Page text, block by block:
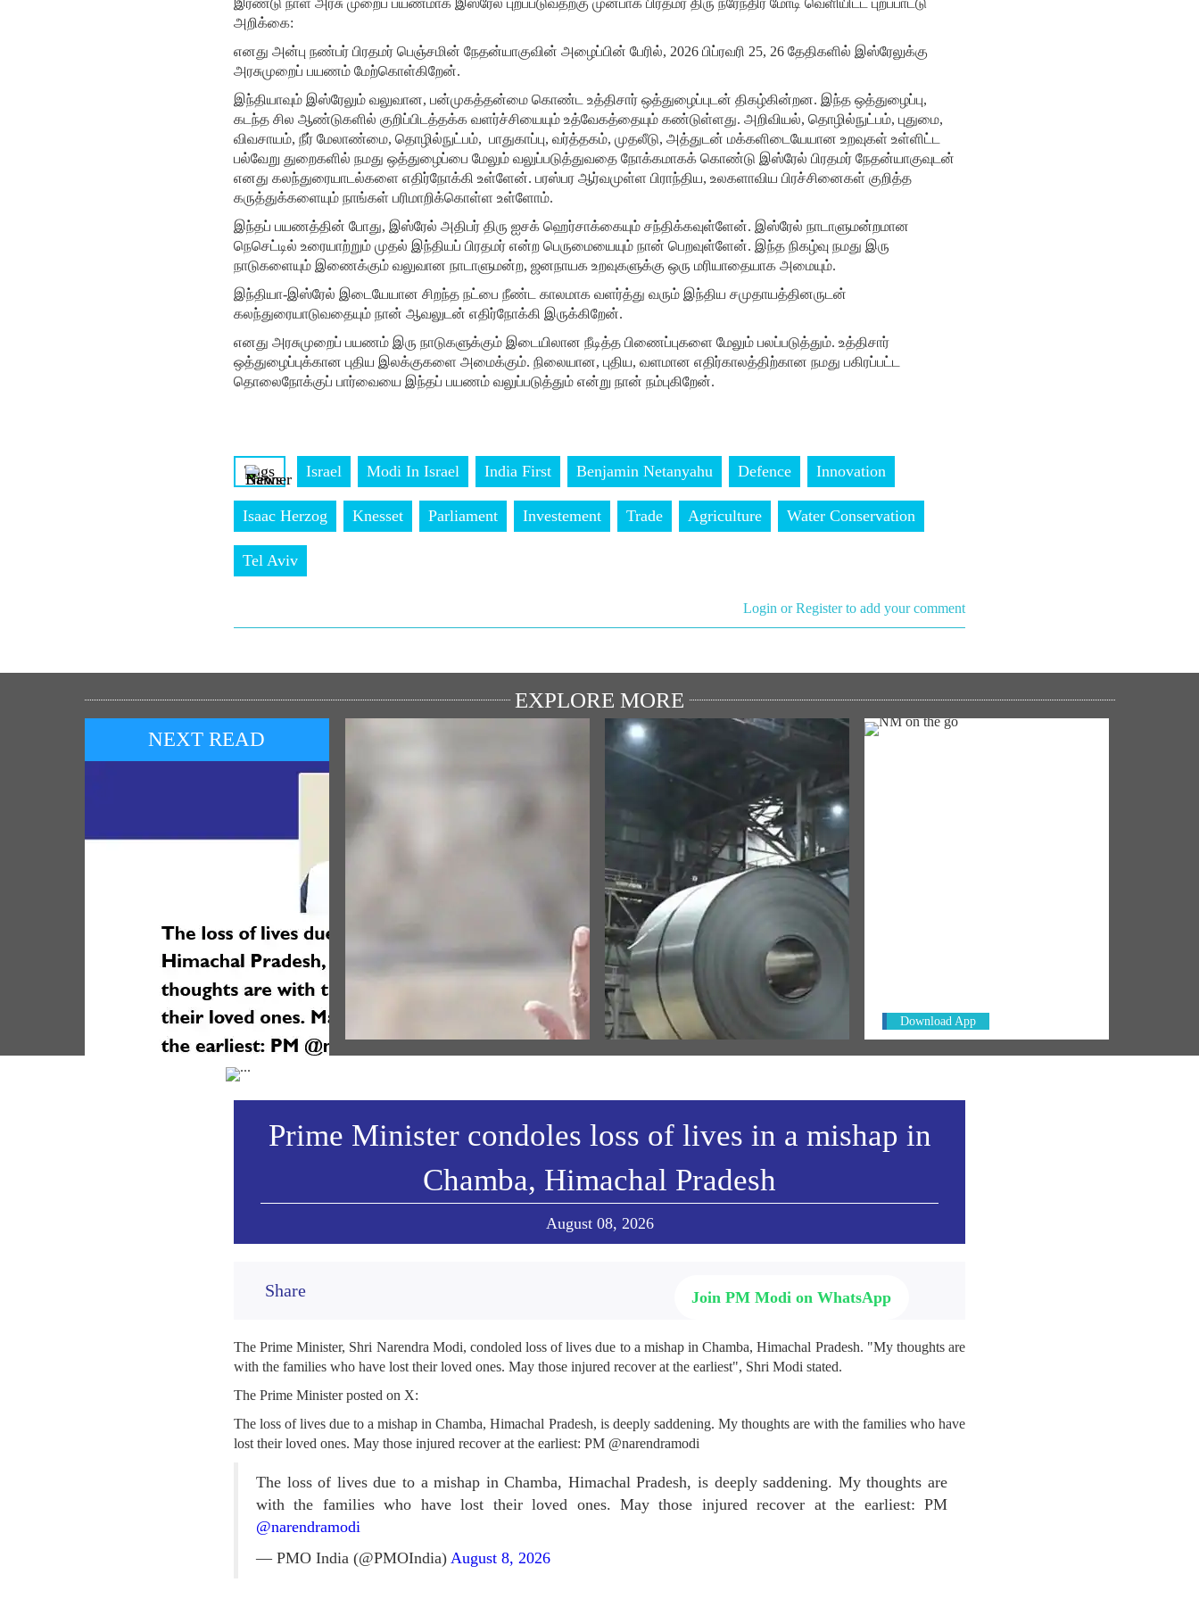
இரண்டு நாள் அரசு முறைப் பயணமாக இஸ்ரேல் புறப்படுவதற்கு முன்பாக பிரதமர் திரு நரேந்திர மோடி வெளியிட்ட புறப்பாட்டு
அறிக்கை:
எனது அன்பு நண்பர் பிரதமர் பெஞ்சமின் நேதன்யாகுவின் அழைப்பின் பேரில், 2026 பிப்ரவரி 25, 26 தேதிகளில் இஸ்ரேலுக்கு
அரசுமுறைப் பயணம் மேற்கொள்கிறேன்.
இந்தியாவும் இஸ்ரேலும் வலுவான, பன்முகத்தன்மை கொண்ட உத்திசார் ஒத்துழைப்புடன் திகழ்கின்றன. இந்த ஒத்துழைப்பு,
கடந்த சில ஆண்டுகளில் குறிப்பிடத்தக்க வளர்ச்சியையும் உத்வேகத்தையும் கண்டுள்ளது. அறிவியல், தொழில்நுட்பம், புதுமை,
விவசாயம், நீர் மேலாண்மை, தொழில்நுட்பம், பாதுகாப்பு, வர்த்தகம், முதலீடு, அத்துடன் மக்களிடையேயான உறவுகள் உள்ளிட்ட
பல்வேறு துறைகளில் நமது ஒத்துழைப்பை மேலும் வலுப்படுத்துவதை நோக்கமாகக் கொண்டு இஸ்ரேல் பிரதமர் நேதன்யாகுவுடன்
எனது கலந்துரையாடல்களை எதிர்நோக்கி உள்ளேன். பரஸ்பர ஆர்வமுள்ள பிராந்திய, உலகளாவிய பிரச்சினைகள் குறித்த
கருத்துக்களையும் நாங்கள் பரிமாறிக்கொள்ள உள்ளோம்.
இந்தப் பயணத்தின் போது, ​​இஸ்ரேல் அதிபர் திரு ஐசக் ஹெர்சாக்கையும் சந்திக்கவுள்ளேன். இஸ்ரேல் நாடாளுமன்றமான
நெசெட்டில் உரையாற்றும் முதல் இந்தியப் பிரதமர் என்ற பெருமையையும் நான் பெறவுள்ளேன். இந்த நிகழ்வு நமது இரு
நாடுகளையும் இணைக்கும் வலுவான நாடாளுமன்ற, ஜனநாயக உறவுகளுக்கு ஒரு மரியாதையாக அமையும்.
இந்தியா-இஸ்ரேல் இடையேயான சிறந்த நட்பை நீண்ட காலமாக வளர்த்து வரும் இந்திய சமுதாயத்தினருடன்
கலந்துரையாடுவதையும் நான் ஆவலுடன் எதிர்நோக்கி இருக்கிறேன்.
எனது அரசுமுறைப் பயணம் இரு நாடுகளுக்கும் இடையிலான நீடித்த பிணைப்புகளை மேலும் பலப்படுத்தும். உத்திசார்
ஒத்துழைப்புக்கான புதிய இலக்குகளை அமைக்கும். நிலையான, புதிய, வளமான எதிர்காலத்திற்கான நமது பகிரப்பட்ட
தொலைநோக்குப் பார்வையை இந்தப் பயணம் வலுப்படுத்தும் என்று நான் நம்புகிறேன்.
Tags Israel Modi In Israel India First Benjamin Netanyahu Defence Innovation
Isaac Herzog Knesset Parliament Investement Trade Agriculture Water Conservation
Tel Aviv
Login or Register to add your comment
EXPLORE MORE
NEXT READ
Prime Minister condoles loss of lives
in a mishap in Chamba, Himachal
Pradesh (August 08, 2026)
world is filled with the spirit of
Dhwajarohan Utsav in Ayodhya
MEDIA COVERAGE
India’s metal exports ride global
electrification wave
View All
Download App
Prime Minister condoles loss of lives in a mishap in
Chamba, Himachal Pradesh
August 08, 2026
Share Join PM Modi on WhatsApp
The Prime Minister, Shri Narendra Modi, condoled loss of lives due to a mishap in Chamba, Himachal Pradesh. "My thoughts are
with the families who have lost their loved ones. May those injured recover at the earliest", Shri Modi stated.
The Prime Minister posted on X:
The loss of lives due to a mishap in Chamba, Himachal Pradesh, is deeply saddening. My thoughts are with the families who have
lost their loved ones. May those injured recover at the earliest: PM @narendramodi
The loss of lives due to a mishap in Chamba, Himachal Pradesh, is deeply saddening. My thoughts are
with the families who have lost their loved ones. May those injured recover at the earliest: PM
@narendramodi
— PMO India (@PMOIndia) August 8, 2026